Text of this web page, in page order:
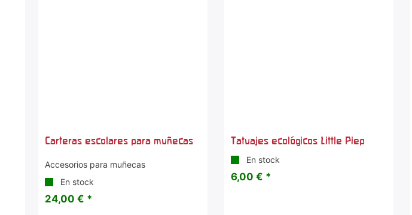
Carteras escolares para muñecas
Accesorios para muñecas
En stock
24,00 € *
Tatuajes ecológicos Little Piep
En stock
6,00 € *